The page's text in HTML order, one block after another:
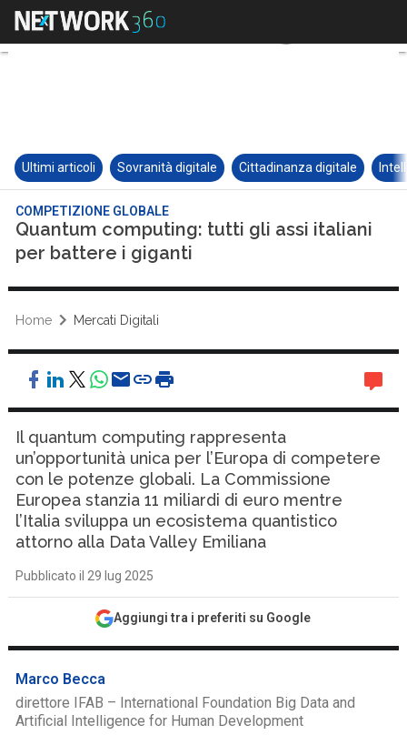
Ultimi articoli Sovranità digitale Cittadinanza digitale
COMPETIZIONE GLOBALE
Quantum computing: tutti gli assi italiani
per battere i giganti
Home Mercati Digitali
Il quantum computing rappresenta
un’opportunità unica per l’Europa di competere
con le potenze globali. La Commissione
Europea stanzia 11 miliardi di euro mentre
l’Italia sviluppa un ecosistema quantistico
attorno alla Data Valley Emiliana
Pubblicato il 29 lug 2025
Aggiungi tra i preferiti su Google
Marco Becca
direttore IFAB – International Foundation Big Data and
Artificial Intelligence for Human Development